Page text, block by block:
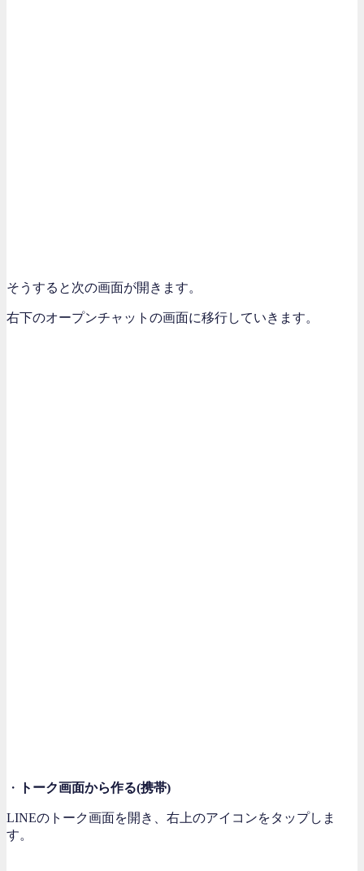
そうすると次の画面が開きます。
右下のオープンチャットの画面に移行していきます。
・ トーク画面から作る(携帯)
LINEのトーク画面を開き、右上のアイコンをタップしま
す。